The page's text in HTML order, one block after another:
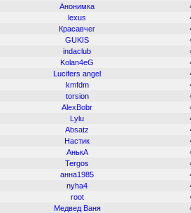
Анонимка
lexus
Красавчег
GUKIS
indaclub
Kolan4eG
Lucifers angel
kmfdm
torsion
AlexBobr
Lylu
Absatz
Настик
АнькА
Tergos
анна1985
nyha4
root
Медвед Ваня